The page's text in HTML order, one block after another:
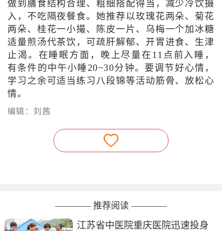
做到膳食结构合理、粗细搭配得当，减少冷饮摄
入，不吃隔夜餐食。她推荐以玫瑰花两朵、菊花
两朵、桂花一小撮、陈皮一片、乌梅一个加冰糖
适量煎汤代茶饮，可疏肝解郁、开胃进食、生津
止渴。在睡眠方面，晚上尽量在11点前入睡，
有条件的中午小睡20~30分钟。要调节好心情，
学习之余可适当练习八段锦等活动筋骨、放松心
情。
编辑：刘茜
———— 推荐阅读 ————
江苏省中医院重庆医院迅速投身